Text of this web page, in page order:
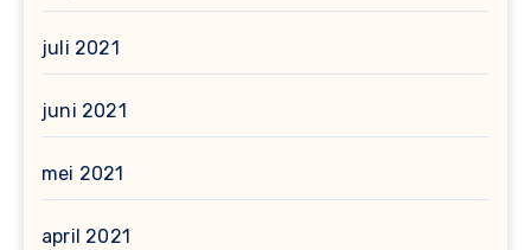
juli 2021
juni 2021
mei 2021
april 2021